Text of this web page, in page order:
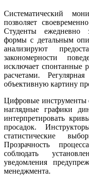
Систематический
позволяет
Студенты ежедневно
формы с детальным
анализируют
закономерности
исключает спонтанные
расчетами.
объективную картину
Цифровые инструменты
наглядные графики
интерпретировать
просадок.
статистические
Прозрачность
соблюдать
уведомления
менеджмента.